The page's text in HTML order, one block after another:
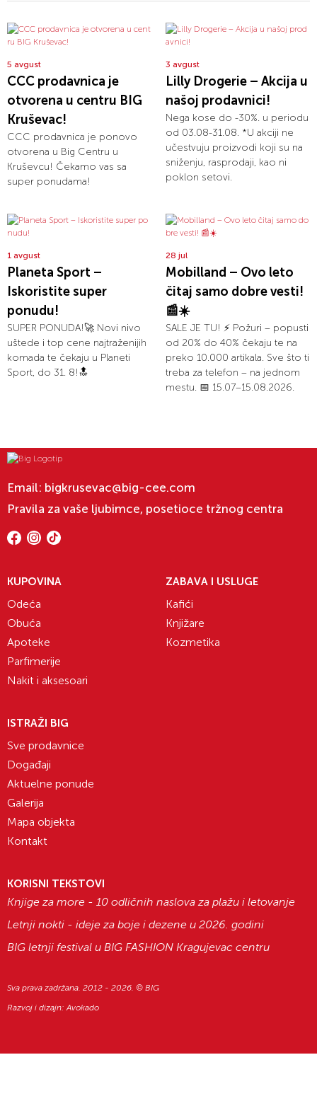
5 avgust
CCC prodavnica je
otvorena u centru BIG
Kruševac!
CCC prodavnica je ponovo
otvorena u Big Centru u
Kruševcu! Čekamo vas sa
super ponudama!
3 avgust
Lilly Drogerie – Akcija u
našoj prodavnici!
Nega kose do -30%. u periodu
od 03.08-31.08. *U akciji ne
učestvuju proizvodi koji su na
sniženju, rasprodaji, kao ni
poklon setovi.
1 avgust
Planeta Sport –
Iskoristite super
ponudu!
SUPER PONUDA!🚀 Novi nivo
uštede i top cene najtraženijih
komada te čekaju u Planeti
Sport, do 31. 8!🔝
28 jul
Mobilland – Ovo leto
čitaj samo dobre vesti!
📰☀️
SALE JE TU! ⚡ Požuri – popusti
od 20% do 40% čekaju te na
preko 10.000 artikala. Sve što ti
treba za telefon – na jednom
mestu. 📅 15.07–15.08.2026.
Email: bigkrusevac@big-cee.com
Pravila za vaše ljubimce, posetioce tržnog centra
KUPOVINA
Odeća
Obuća
Apoteke
Parfimerije
Nakit i aksesoari
ZABAVA I USLUGE
Kafići
Knjižare
Kozmetika
ISTRAŽI BIG
Sve prodavnice
Događaji
Aktuelne ponude
Galerija
Mapa objekta
Kontakt
KORISNI TEKSTOVI
Knjige za more - 10 odličnih naslova za plažu i letovanje
Letnji nokti - ideje za boje i dezene u 2026. godini
BIG letnji festival u BIG FASHION Kragujevac centru
Sva prava zadržana. 2012 - 2026. © BIG
Razvoj i dizajn:Avokado